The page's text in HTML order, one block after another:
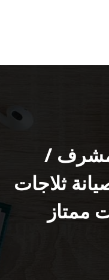
مشرف /
صيانة ثلاجات
ممتاز